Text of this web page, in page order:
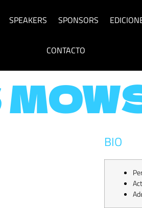
SPEAKERS SPONSORS
CONTACTO
BIO